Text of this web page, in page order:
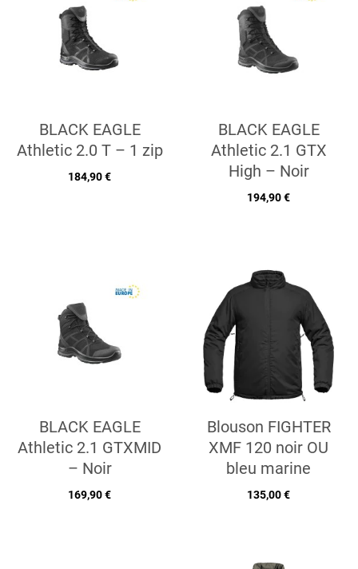
BLACK EAGLE
Athletic 2.0 T – 1 zip
184,90 €
BLACK EAGLE
Athletic 2.1 GTX
High – Noir
194,90 €
BLACK EAGLE
Athletic 2.1 GTXMID
– Noir
169,90 €
Blouson FIGHTER
XMF 120 noir OU
bleu marine
135,00 €